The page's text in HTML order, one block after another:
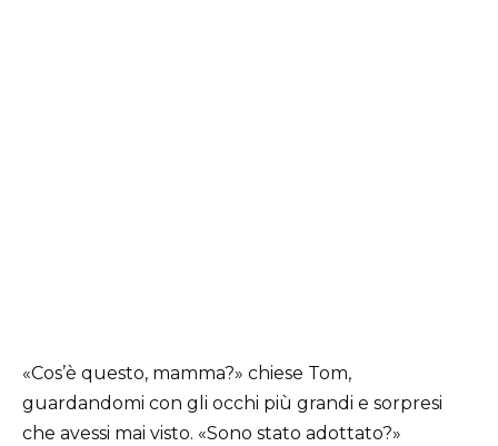
«Cos’è questo, mamma?» chiese Tom,
guardandomi con gli occhi più grandi e sorpresi
che avessi mai visto. «Sono stato adottato?»